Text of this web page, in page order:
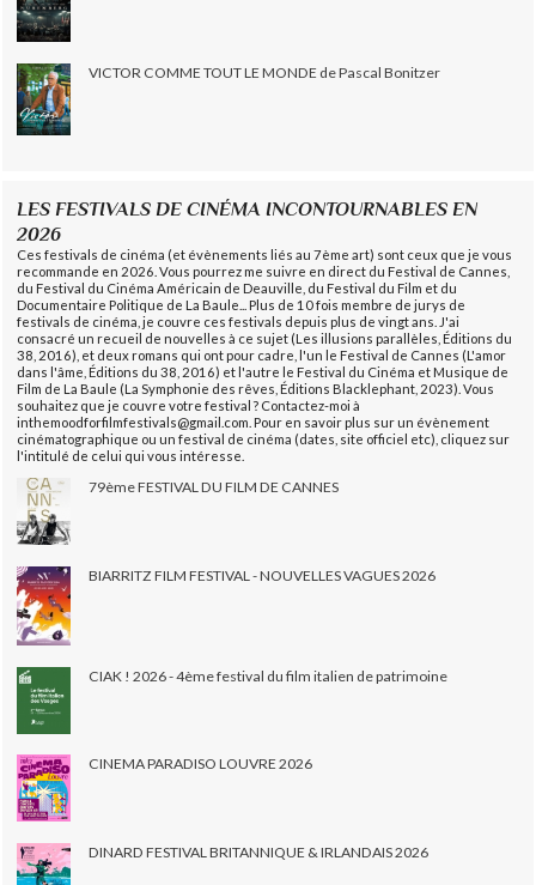
VICTOR COMME TOUT LE MONDE de Pascal Bonitzer
LES FESTIVALS DE CINÉMA INCONTOURNABLES EN
2026
Ces festivals de cinéma (et évènements liés au 7ème art) sont ceux que je vous
recommande en 2026. Vous pourrez me suivre en direct du Festival de Cannes,
du Festival du Cinéma Américain de Deauville, du Festival du Film et du
Documentaire Politique de La Baule... Plus de 10 fois membre de jurys de
festivals de cinéma, je couvre ces festivals depuis plus de vingt ans. J'ai
consacré un recueil de nouvelles à ce sujet (Les illusions parallèles, Éditions du
38, 2016), et deux romans qui ont pour cadre, l'un le Festival de Cannes (L'amor
dans l'âme, Éditions du 38, 2016) et l'autre le Festival du Cinéma et Musique de
Film de La Baule (La Symphonie des rêves, Éditions Blacklephant, 2023). Vous
souhaitez que je couvre votre festival ? Contactez-moi à
inthemoodforfilmfestivals@gmail.com. Pour en savoir plus sur un évènement
cinématographique ou un festival de cinéma (dates, site officiel etc), cliquez sur
l'intitulé de celui qui vous intéresse.
79ème FESTIVAL DU FILM DE CANNES
BIARRITZ FILM FESTIVAL - NOUVELLES VAGUES 2026
CIAK ! 2026 - 4ème festival du film italien de patrimoine
CINEMA PARADISO LOUVRE 2026
DINARD FESTIVAL BRITANNIQUE & IRLANDAIS 2026